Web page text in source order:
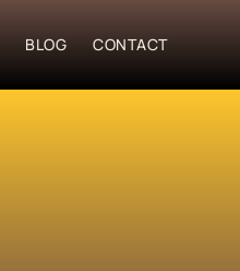
BLOG CONTACT